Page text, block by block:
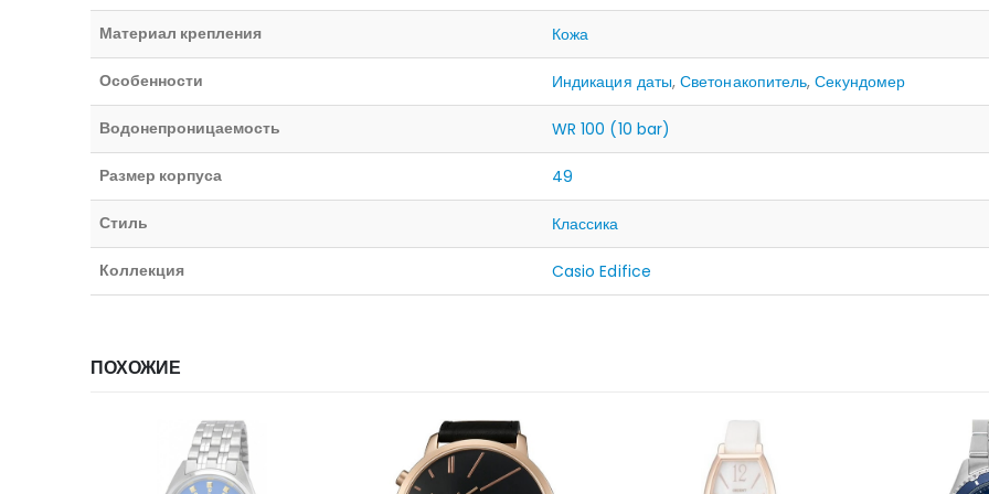
Материал крепления Кожа
Особенности Индикация даты,Светонакопитель,Секундомер
Водонепроницаемость WR 100 (10 bar)
Размер корпуса 49
Стиль Классика
Коллекция Casio Edifice
ПОХОЖИЕ
НЕТ В НАЛИЧИИ НЕТ